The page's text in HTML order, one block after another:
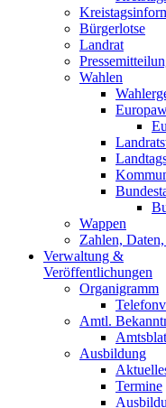
Bürgerlotse
Landrat
Wahlen
Wappen
Zahlen,
Verwaltung &
Veröffentlichungen
Organigramm
Amtl.
Ausbildung
Termine